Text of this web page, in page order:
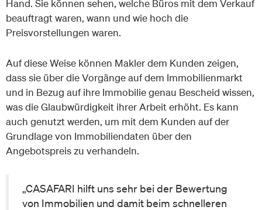
Hand. Sie können sehen, welche Büros mit dem Verkauf
beauftragt waren, wann und wie hoch die
Preisvorstellungen waren.
Auf diese Weise können Makler dem Kunden zeigen,
dass sie über die Vorgänge auf dem Immobilienmarkt
und in Bezug auf ihre Immobilie genau Bescheid wissen,
was die Glaubwürdigkeit ihrer Arbeit erhöht. Es kann
auch genutzt werden, um mit dem Kunden auf der
Grundlage von Immobiliendaten über den
Angebotspreis zu verhandeln.
„CASAFARI hilft uns sehr bei der Bewertung
von Immobilien und damit beim schnelleren